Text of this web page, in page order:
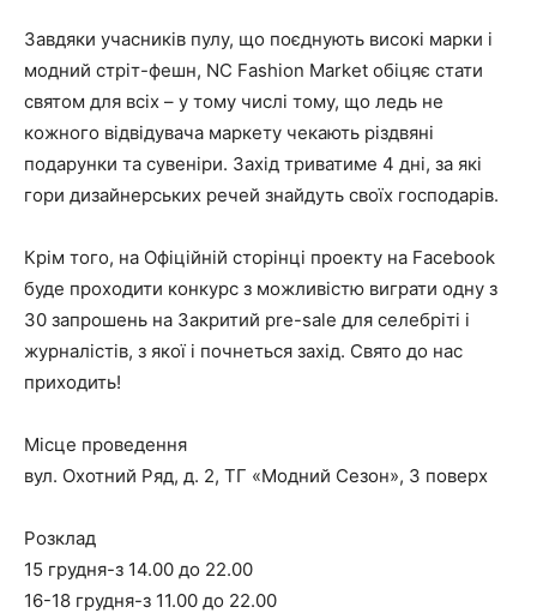
Завдяки учасників пулу, що поєднують високі марки і
модний стріт-фешн, NC Fashion Market обіцяє стати
святом для всіх – у тому числі тому, що ледь не
кожного відвідувача маркету чекають різдвяні
подарунки та сувеніри. Захід триватиме 4 дні, за які
гори дизайнерських речей знайдуть своїх господарів.
Крім того, на Офіційній сторінці проекту на Facebook
буде проходити конкурс з можливістю виграти одну з
30 запрошень на Закритий pre-sale для селебріті і
журналістів, з якої і почнеться захід. Свято до нас
приходить!
Місце проведення
вул. Охотний Ряд, д. 2, ТГ «Модний Сезон», 3 поверх
Розклад
15 грудня-з 14.00 до 22.00
16-18 грудня-з 11.00 до 22.00